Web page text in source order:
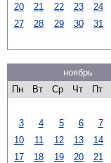
20
21 22 23 24
27
28 29 30 31
ноябрь
Пн
Вт Ср Чт Пт
3
4 5 6 7
10
11 12 13 14
17
18 19 20 21